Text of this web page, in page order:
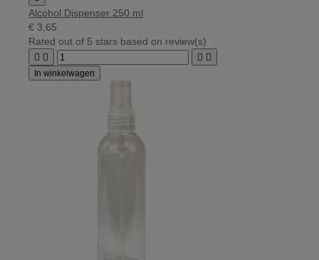
Alcohol Dispenser 250 ml
€ 3,65
Rated out of 5 stars based on review(s)
   
In winkelwagen